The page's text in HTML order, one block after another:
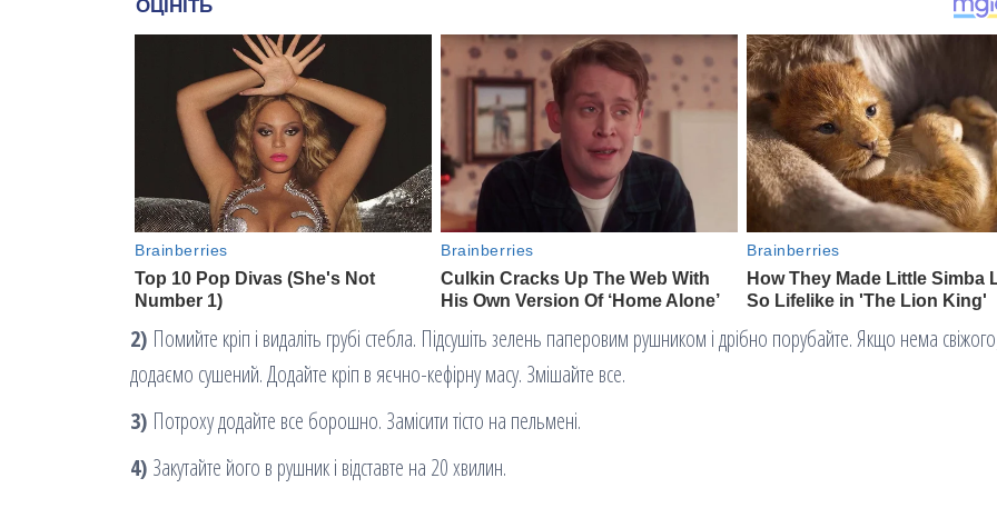
2) Помийте кріп і видаліть грубі стебла. Підсушіть зелень паперовим рушником і дрібно порубайте. Якщо нема
додаємо сушений. Додайте кріп в яєчно-кефірну масу. Змішайте все.
3) Потроху додайте все борошно. Замісити тісто на пельмені.
4) Закутайте його в рушник і відставте на 20 хвилин.